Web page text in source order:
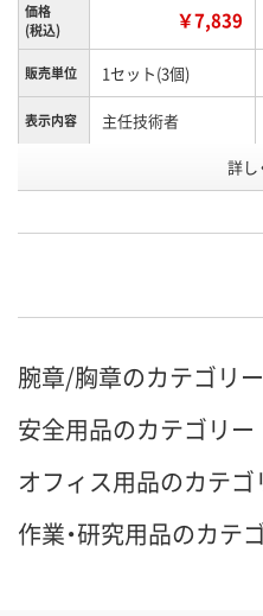
価格
(税込)
￥7,839
販売単位 1セット(3個)
表示内容 主任技術者
カゴへ
詳し
腕章/胸章のカテゴリー
安全用品のカテゴリー
オフィス用品のカテゴ
作業・研究用品のカテ